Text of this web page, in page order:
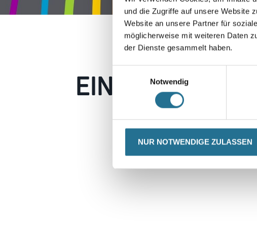
und die Zugriffe auf unsere Website
Website an unsere Partner für
möglicherweise mit weiteren Daten
der Dienste gesammelt haben.
Notwendig
NUR NOTWENDIGE ZULASSEN
EIN KLEINER
Erkunden Sie in der